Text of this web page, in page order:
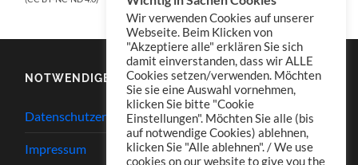
NOTWENDIGES
Datenschutzerklärung
Impressum
Wir verwenden Cookies auf unserer
Webseite. Beim Klicken von
"Akzeptiere alle" erklären Sie sich
damit einverstanden, dass wir ALLE
Cookies setzen/verwenden. Möchten
Sie sie eine Auswahl vornehmen,
klicken Sie bitte "Cookie
Einstellungen". Möchten Sie alle (bis
auf notwendige Cookies) ablehnen,
klicken Sie "Alle ablehnen". / We use
cookies on our website to give you the